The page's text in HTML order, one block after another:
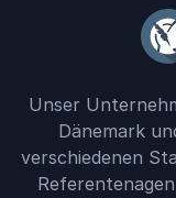
Unser
Dänemark
verschiedenen